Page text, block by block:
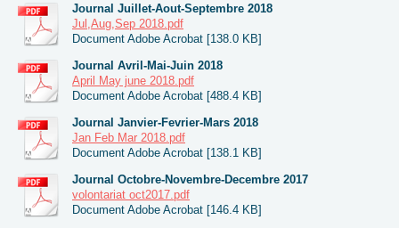
Journal Juillet-Aout-Septembre 2018
Jul,Aug,Sep 2018.pdf
Document Adobe Acrobat [138.0 KB]
Journal Avril-Mai-Juin 2018
April May june 2018.pdf
Document Adobe Acrobat [488.4 KB]
Journal Janvier-Fevrier-Mars 2018
Jan Feb Mar 2018.pdf
Document Adobe Acrobat [138.1 KB]
Journal Octobre-Novembre-Decembre 2017
volontariat oct2017.pdf
Document Adobe Acrobat [146.4 KB]